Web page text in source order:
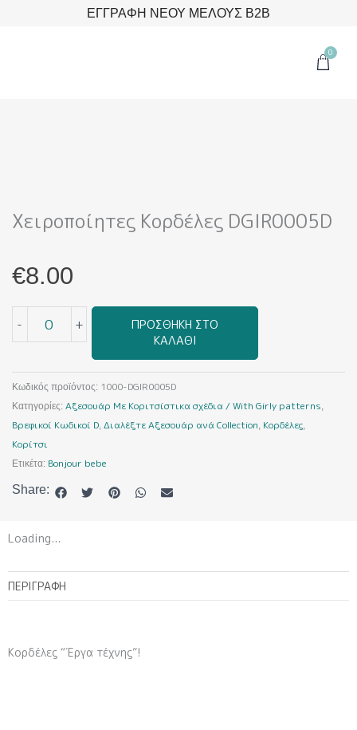
ΕΓΓΡΑΦΗ ΝΕΟΥ ΜΕΛΟΥΣ B2B
0
Cart
Χειροποίητες Κορδέλες DGIR0005D
€8.00
-
Κορδέλες
ποσότητα
+
ΠΡΟΣΘΉΚΗ ΣΤΟ
ΚΑΛΆΘΙ
Κωδικός προϊόντος: 1000-DGIR0005D
Κατηγορίες: Αξεσουάρ Με Κοριτσίστικα σχέδια / With Girly patterns,
Βρεφικοί Κωδικοί D, Διαλέξτε Αξεσουάρ ανά Collection, Κορδέλες,
Κορίτσι
Ετικέτα: Bonjour bebe
Share:
Loading...
ΠΕΡΙΓΡΑΦΉ
Κορδέλες “Έργα τέχνης”!